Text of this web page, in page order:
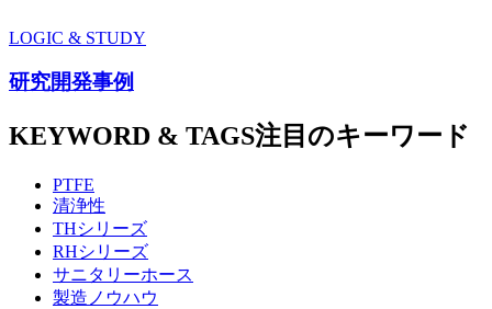
LOGIC & STUDY
研究開発事例
KEYWORD & TAGS注目のキーワード
PTFE
清浄性
THシリーズ
RHシリーズ
サニタリーホース
製造ノウハウ